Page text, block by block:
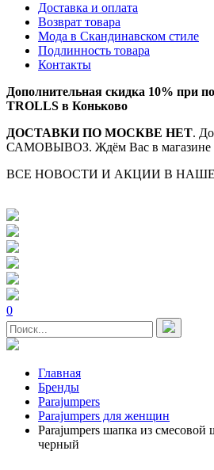
Доставка и оплата
Возврат товара
Мода в Скандинавском стиле
Подлинность товара
Контакты
Дополнительная скидка 10% при
TROLLS в Коньково
ДОСТАВКИ ПО МОСКВЕ НЕТ.
САМОВЫВОЗ. Ждём Вас в магазине
ВСЕ НОВОСТИ И АКЦИИ В
0
Главная
Бренды
Parajumpers
Parajumpers для женщин
Parajumpers шапка из
черный